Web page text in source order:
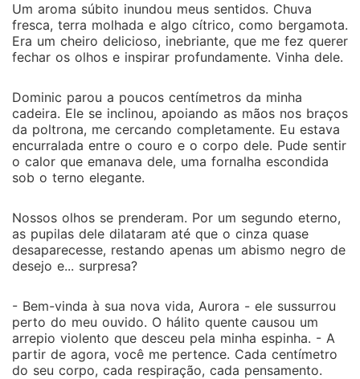
Um aroma súbito inundou meus sentidos. Chuva
fresca, terra molhada e algo cítrico, como bergamota.
Era um cheiro delicioso, inebriante, que me fez querer
fechar os olhos e inspirar profundamente. Vinha dele.
Dominic parou a poucos centímetros da minha
cadeira. Ele se inclinou, apoiando as mãos nos braços
da poltrona, me cercando completamente. Eu estava
encurralada entre o couro e o corpo dele. Pude sentir
o calor que emanava dele, uma fornalha escondida
sob o terno elegante.
Nossos olhos se prenderam. Por um segundo eterno,
as pupilas dele dilataram até que o cinza quase
desaparecesse, restando apenas um abismo negro de
desejo e... surpresa?
- Bem-vinda à sua nova vida, Aurora - ele sussurrou
perto do meu ouvido. O hálito quente causou um
arrepio violento que desceu pela minha espinha. - A
partir de agora, você me pertence. Cada centímetro
do seu corpo, cada respiração, cada pensamento.